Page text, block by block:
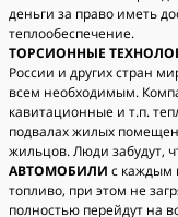
деньги за право иметь
теплообеспечение.
ТОРСИОННЫЕ
России и других стран
всем необходимым.
кавитационные и т.п.
подвалах жилых
жильцов. Люди забудут,
АВТОМОБИЛИ с каждым
топливо, при этом не
полностью перейдут на